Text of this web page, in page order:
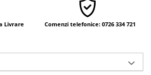
Livrare Comenzi telefonice: 0726 334 721